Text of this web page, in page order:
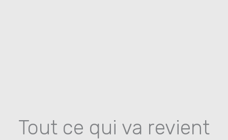
Tout ce qui va revient